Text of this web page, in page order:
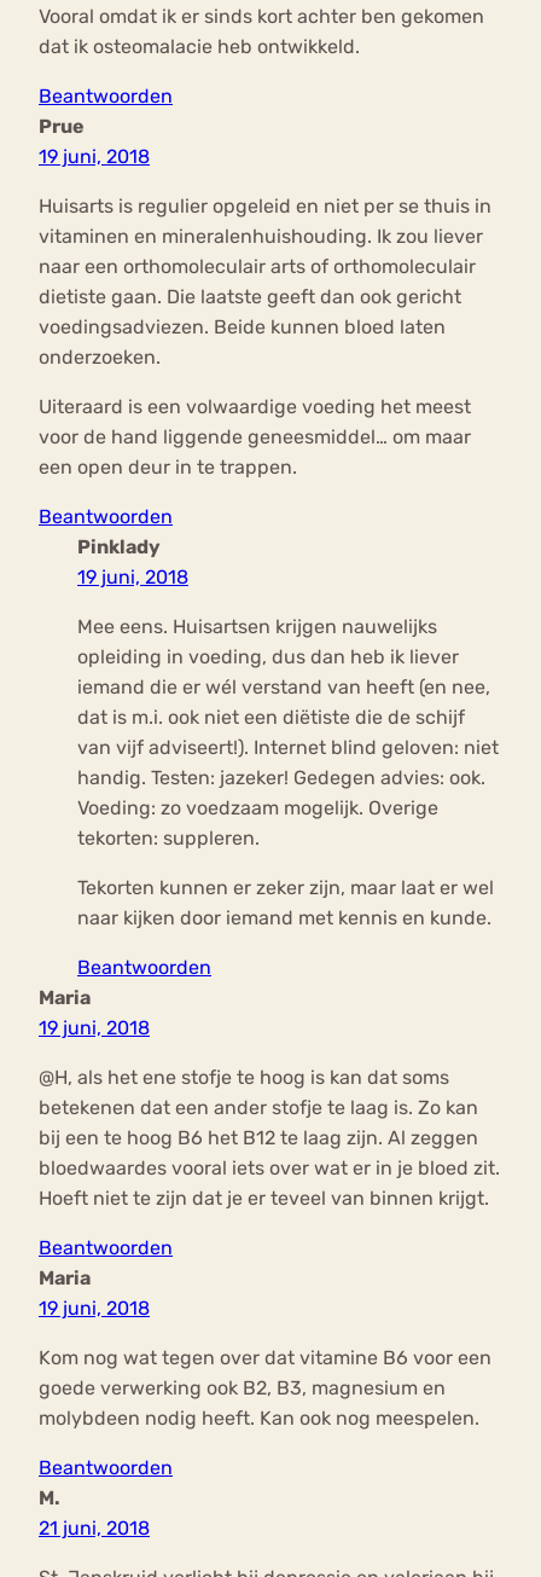
Vooral omdat ik er sinds kort achter ben gekomen
dat ik osteomalacie heb ontwikkeld.
Beantwoorden
Prue
19 juni, 2018
Huisarts is regulier opgeleid en niet per se thuis in
vitaminen en mineralenhuishouding. Ik zou liever
naar een orthomoleculair arts of orthomoleculair
dietiste gaan. Die laatste geeft dan ook gericht
voedingsadviezen. Beide kunnen bloed laten
onderzoeken.
Uiteraard is een volwaardige voeding het meest
voor de hand liggende geneesmiddel… om maar
een open deur in te trappen.
Beantwoorden
Pinklady
19 juni, 2018
Mee eens. Huisartsen krijgen nauwelijks
opleiding in voeding, dus dan heb ik liever
iemand die er wél verstand van heeft (en nee,
dat is m.i. ook niet een diëtiste die de schijf
van vijf adviseert!). Internet blind geloven: niet
handig. Testen: jazeker! Gedegen advies: ook.
Voeding: zo voedzaam mogelijk. Overige
tekorten: suppleren.
Tekorten kunnen er zeker zijn, maar laat er wel
naar kijken door iemand met kennis en kunde.
Beantwoorden
Maria
19 juni, 2018
@H, als het ene stofje te hoog is kan dat soms
betekenen dat een ander stofje te laag is. Zo kan
bij een te hoog B6 het B12 te laag zijn. Al zeggen
bloedwaardes vooral iets over wat er in je bloed zit.
Hoeft niet te zijn dat je er teveel van binnen krijgt.
Beantwoorden
Maria
19 juni, 2018
Kom nog wat tegen over dat vitamine B6 voor een
goede verwerking ook B2, B3, magnesium en
molybdeen nodig heeft. Kan ook nog meespelen.
Beantwoorden
M.
21 juni, 2018